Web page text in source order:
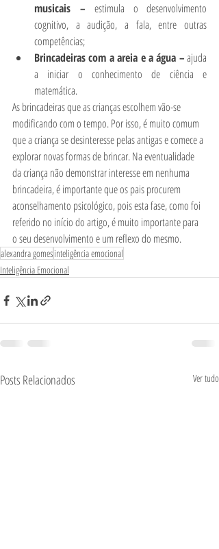
musicais – estimula o desenvolvimento
cognitivo, a audição, a fala, entre outras
competências;
Brincadeiras com a areia e a água – ajuda
a iniciar o conhecimento de ciência e
matemática.
As brincadeiras que as crianças escolhem vão-se
modificando com o tempo. Por isso, é muito comum
que a criança se desinteresse pelas antigas e comece a
explorar novas formas de brincar. Na eventualidade
da criança não demonstrar interesse em nenhuma
brincadeira, é importante que os pais procurem
aconselhamento psicológico, pois esta fase, como foi
referido no início do artigo, é muito importante para
o seu desenvolvimento e um reflexo do mesmo.
alexandra gomesinteligência emocional
Inteligência Emocional
Posts Relacionados Ver tudo